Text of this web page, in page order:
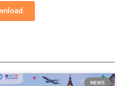
NEWS